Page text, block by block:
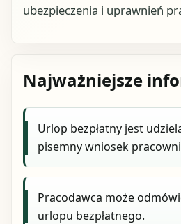
ubezpieczenia i uprawnień
Najważniejsze
Urlop bezpłatny jest
pisemny wniosek
Pracodawca może
urlopu bezpłatnego.